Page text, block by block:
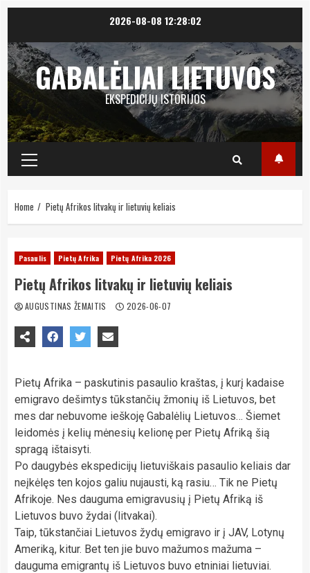
content
2026-08-08 12:28:04
GABALĖLIAI LIETUVOS
EKSPEDICIJŲ ISTORIJOS
Primary
Menu
Home Pietų Afrikos litvakų ir lietuvių keliais
Pasaulis Pietų Afrika Pietų Afrika 2026
Pietų Afrikos litvakų ir lietuvių keliais
AUGUSTINAS ŽEMAITIS 2026-06-07
Pietų Afrika – paskutinis pasaulio kraštas, į kurį kadaise
emigravo dešimtys tūkstančių žmonių iš Lietuvos, bet
mes dar nebuvome ieškoję Gabalėlių Lietuvos… Šiemet
leidomės į kelių mėnesių kelionę per Pietų Afriką šią
spragą ištaisyti.
Po daugybės ekspedicijų lietuviškais pasaulio keliais dar
neįkėlęs ten kojos galiu nujausti, ką rasiu… Tik ne Pietų
Afrikoje. Nes dauguma emigravusių į Pietų Afriką iš
Lietuvos buvo žydai (litvakai).
Taip, tūkstančiai Lietuvos žydų emigravo ir į JAV, Lotynų
Ameriką, kitur. Bet ten jie buvo mažumos mažuma –
dauguma emigrantų iš Lietuvos buvo etniniai lietuviai.